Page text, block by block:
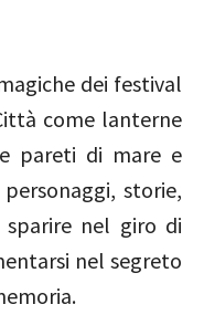
dei festival
come lanterne
pareti di mare e
storie,
nel giro di
nel segreto